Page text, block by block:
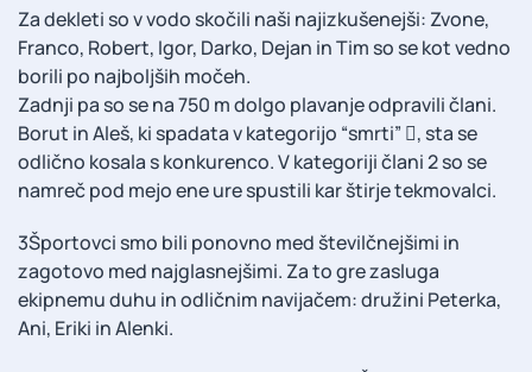
Za dekleti so v vodo skočili naši najizkušenejši: Zvone,
Franco, Robert, Igor, Darko, Dejan in Tim so se kot vedno
borili po najboljših močeh.
Zadnji pa so se na 750 m dolgo plavanje odpravili člani.
Borut in Aleš, ki spadata v kategorijo “smrti” , sta se
odlično kosala s konkurenco. V kategoriji člani 2 so se
namreč pod mejo ene ure spustili kar štirje tekmovalci.
3Športovci smo bili ponovno med številčnejšimi in
zagotovo med najglasnejšimi. Za to gre zasluga
ekipnemu duhu in odličnim navijačem: družini Peterka,
Ani, Eriki in Alenki.